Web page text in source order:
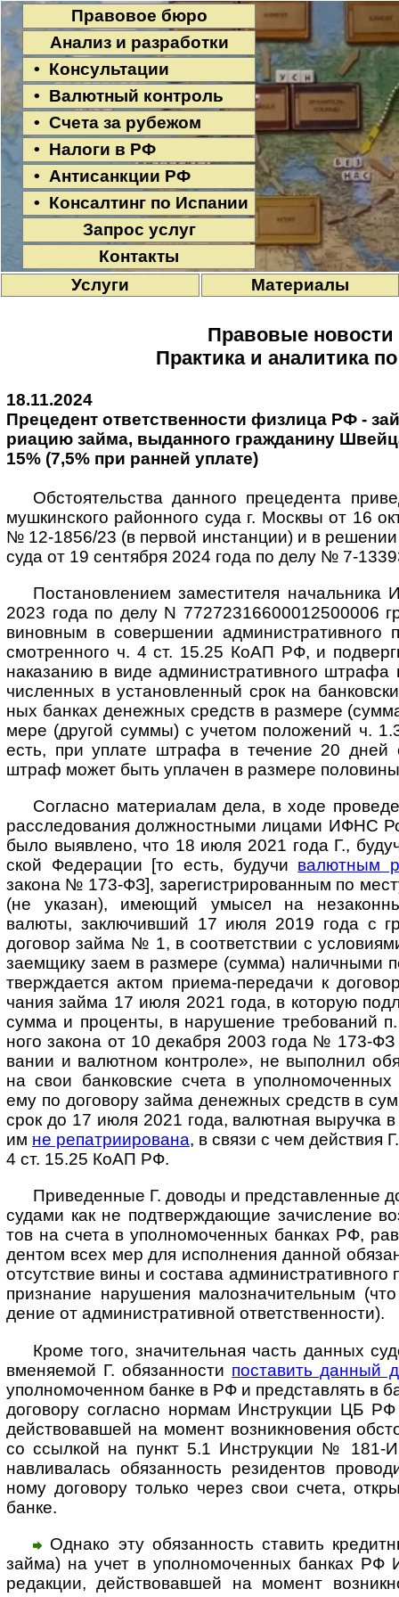
Правовое бюро
Анализ и разработки
• Консультации
• Валютный контроль
• Счета за рубежом
• Налоги в РФ
• Антисанкции РФ
• Консалтинг по Испании
Запрос услуг
Контакты
Услуги
Материалы
Правовые новости
Практика и аналитика
18.11.2024
Прецедент от­вет­ст­вен­но­сти физ­лица РФ -
ри­а­цию зай­ма, вы­дан­но­го граж­да­ни­ну
15% (7,5% при ран­ней уплате)
Обстоятельства данного прецедента
мушкин­ского район­ного суда г. Москвы от 16
№ 12-1856/23 (в пер­вой инстан­ции) и в реше­нии
суда от 19 сен­тября 2024 года по делу № 7-
Постановлением заместителя
2023 года по делу N 77272316600012500006
винов­ным в совер­шении админи­стра­тив­ного
смот­рен­ного ч. 4 ст. 15.25 КоАП РФ, и
нака­занию в виде адми­нист­ратив­ного
чис­лен­ных в уста­нов­лен­ный срок на
ных бан­ках денеж­ных средств в раз­мере
мере (дру­гой суммы) с учетом поло­жений ч.
есть, при уплате штрафа в тече­ние 20 дней
штраф может быть упла­чен в раз­мере
Согласно материалам дела, в ходе
рассле­дова­ния долж­ност­ными лицами ИФНС
было выяв­лено, что 18 июля 2021 года Г.,
ской Феде­рации [то есть, будучи валют­ным
закона № 173-ФЗ], зареги­стри­рован­ным по
(не ука­зан), имею­щий умы­сел на
валюты, заклю­чив­ший 17 июля 2019 года с
дого­вор займа № 1, в соот­вет­ствии с
заем­щику заем в раз­мере (сумма) налич­ными
твер­жда­ется актом приема-­пере­дачи к
чания займа 17 июля 2021 года, в кото­рую
сумма и про­центы, в нару­шение требо­ваний
ного закона от 10 дека­бря 2003 года № 173-
вании и валют­ном конт­роле», не выпол­нил
на свои бан­ков­ские счета в
ему по дого­вору займа денеж­ных средств в
срок до 17 июля 2021 года, валют­ная выру­чка
им не репат­рииро­вана, в связи с чем дейст­вия
4 ст. 15.25 КоАП РФ.
Приведенные Г. доводы и представленные
судами как не под­твер­жда­ющие зачис­ление
тов на счета в упол­номо­чен­ных бан­ках РФ,
ден­том всех мер для испол­нения дан­ной
отсут­ствие вины и состава
призна­ние нару­шения мало­значи­тель­ным
дение от адми­нист­ратив­ной ответ­ст­вен­ности).
Кроме того, значительная часть данных
вменя­емой Г. обя­зан­ности поста­вить данный
упол­номо­чен­ном банке в РФ и пред­ста­влять в
дого­вору согла­сно нор­мам Инст­рук­ции ЦБ
дейст­вовав­шей на момент возник­нове­ния
со ссыл­кой на пункт 5.1 Инст­рук­ции № 181-
навли­валась обя­зан­ность рези­дентов
ному дого­вору только через свои счета,
банке.
Однако эту обязанность ставить
займа) на учет в упол­номо­чен­ных бан­ках
редак­ции, дейст­вовав­шей на момент